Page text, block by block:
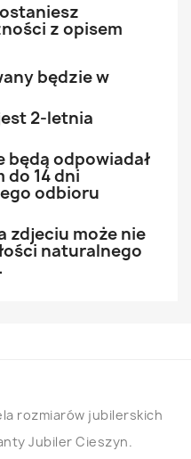
z opisem
będzie w
2-letnia
będą odpowiadał
do 14 dni
odbioru
zdjeciu może nie
naturalnego
rozmiarów jubilerskich
Jubiler Cieszyn.